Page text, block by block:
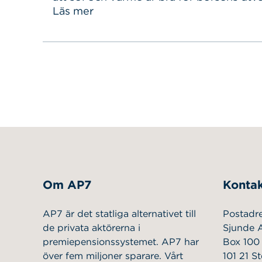
för att fint väder gör människor mer
Läs mer
Om AP7
AP7 är det statliga alternativet till
de privata aktörerna i
premiepensionssystemet. AP7 har
över fem miljoner sparare. Vårt
Sjunde
Box 100
101 21
Sök på sidan: